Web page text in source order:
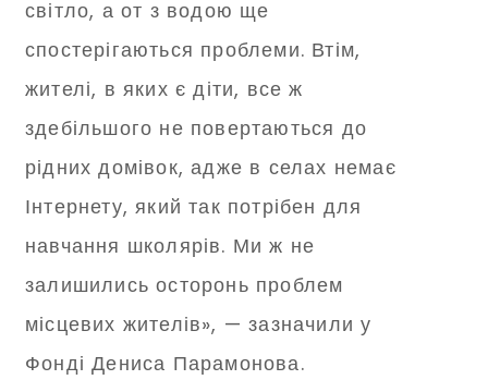
світло, а от з водою ще
спостерігаються проблеми. Втім,
жителі, в яких є діти, все ж
здебільшого не повертаються до
рідних домівок, адже в селах немає
Інтернету, який так потрібен для
навчання школярів. Ми ж не
залишились осторонь проблем
місцевих жителів», — зазначили у
Фонді Дениса Парамонова.